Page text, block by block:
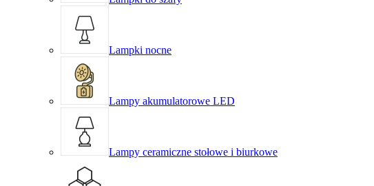
Lampki nocne
Lampy akumulatorowe LED
Lampy ceramiczne stołowe i biurkowe